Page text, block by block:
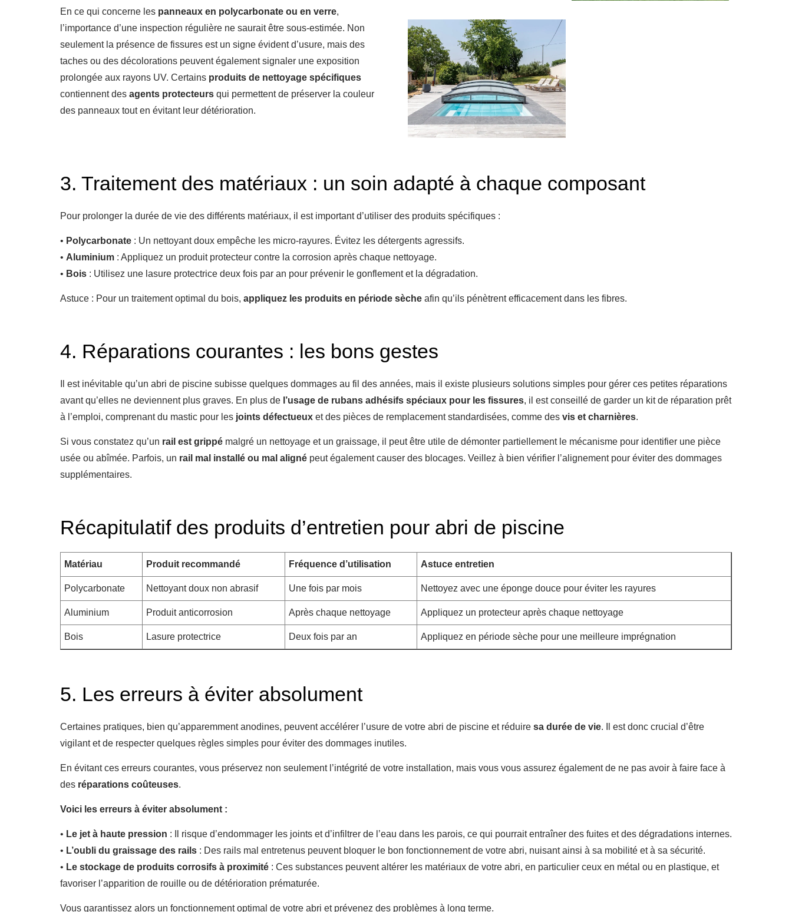
En ce qui concerne les panneaux en polycarbonate ou en verre,
l’importance d’une inspection régulière ne saurait être sous-estimée. Non
seulement la présence de fissures est un signe évident d’usure, mais des
taches ou des décolorations peuvent également signaler une exposition
prolongée aux rayons UV. Certains produits de nettoyage spécifiques
contiennent des agents protecteurs qui permettent de préserver la couleur
des panneaux tout en évitant leur détérioration.
3. Traitement des matériaux : un soin adapté à chaque composant
Pour prolonger la durée de vie des différents matériaux, il est important d’utiliser des produits spécifiques :
• Polycarbonate : Un nettoyant doux empêche les micro-rayures. Évitez les détergents agressifs.
• Aluminium : Appliquez un produit protecteur contre la corrosion après chaque nettoyage.
• Bois : Utilisez une lasure protectrice deux fois par an pour prévenir le gonflement et la dégradation.
Astuce : Pour un traitement optimal du bois, appliquez les produits en période sèche afin qu’ils pénètrent efficacement dans les fibres.
4. Réparations courantes : les bons gestes
Il est inévitable qu’un abri de piscine subisse quelques dommages au fil des années, mais il existe plusieurs solutions simples pour gérer ces petites réparations
avant qu’elles ne deviennent plus graves. En plus de l’usage de rubans adhésifs spéciaux pour les fissures, il est conseillé de garder un kit de réparation prêt
à l’emploi, comprenant du mastic pour les joints défectueux et des pièces de remplacement standardisées, comme des vis et charnières.
Si vous constatez qu’un rail est grippé malgré un nettoyage et un graissage, il peut être utile de démonter partiellement le mécanisme pour identifier une pièce
usée ou abîmée. Parfois, un rail mal installé ou mal aligné peut également causer des blocages. Veillez à bien vérifier l’alignement pour éviter des dommages
supplémentaires.
Récapitulatif des produits d’entretien pour abri de piscine
Matériau Produit recommandé Fréquence d’utilisation Astuce entretien
Polycarbonate Nettoyant doux non abrasif Une fois par mois Nettoyez avec une éponge douce pour éviter les rayures
Aluminium Produit anticorrosion Après chaque nettoyage Appliquez un protecteur après chaque nettoyage
Bois Lasure protectrice Deux fois par an Appliquez en période sèche pour une meilleure imprégnation
5. Les erreurs à éviter absolument
Certaines pratiques, bien qu’apparemment anodines, peuvent accélérer l’usure de votre abri de piscine et réduire sa durée de vie. Il est donc crucial d’être
vigilant et de respecter quelques règles simples pour éviter des dommages inutiles.
En évitant ces erreurs courantes, vous préservez non seulement l’intégrité de votre installation, mais vous vous assurez également de ne pas avoir à faire face à
des réparations coûteuses.
Voici les erreurs à éviter absolument :
• Le jet à haute pression : Il risque d’endommager les joints et d’infiltrer de l’eau dans les parois, ce qui pourrait entraîner des fuites et des dégradations internes.
• L’oubli du graissage des rails : Des rails mal entretenus peuvent bloquer le bon fonctionnement de votre abri, nuisant ainsi à sa mobilité et à sa sécurité.
• Le stockage de produits corrosifs à proximité : Ces substances peuvent altérer les matériaux de votre abri, en particulier ceux en métal ou en plastique, et
favoriser l’apparition de rouille ou de détérioration prématurée.
Vous garantissez alors un fonctionnement optimal de votre abri et prévenez des problèmes à long terme.